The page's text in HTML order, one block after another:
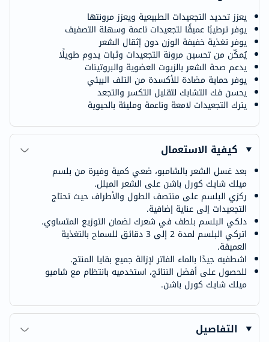
يعزز تحديد التجعيدات الطبيعية ويعزز مرونتها
يوفر ترطيبًا عميقًا لتجعيدات ناعمة وسهلة التصفيف
يوفر تغذية خفيفة الوزن دون إثقال الشعر
يُمكّن من تحسين مرونة التجعيدات وثبات يدوم طويلًا
يدعم صحة الشعر بالزيوت العضوية والبروتينات
يوفر حماية مضادة للأكسدة من التلف البيئي
يحسن فك التشابك لتقليل التكسر والتجعد
يترك التجعيدات لامعة وناعمة ومليئة بالحيوية
كيفية الاستعمال
بعد غسل الشعر بالشامبو، ضعي كمية وفيرة من بلسم
ميلك شايك كورل باشن على الشعر المبلل.
ركزي البلسم على منتصف الطول والأطراف حيث تحتاج
التجعيدات إلى عناية إضافية.
دلكي البلسم بلطف في شعرك لضمان التوزيع المتساوي.
اتركي البلسم لمدة 2 إلى 3 دقائق للسماح بالتغذية
العميقة.
اشطفيه جيدًا بالماء الفاتر لإزالة جميع بقايا المنتج.
للحصول على أفضل النتائج، استخدميه بانتظام مع شامبو
ميلك شايك كورل باشن.
التفاصيل